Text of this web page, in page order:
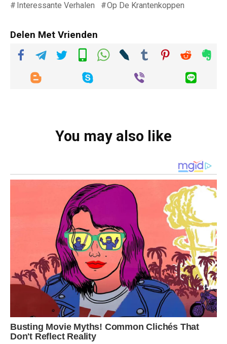
Interessante Verhalen Op De Krantenkoppen
Delen Met Vrienden
You may also like